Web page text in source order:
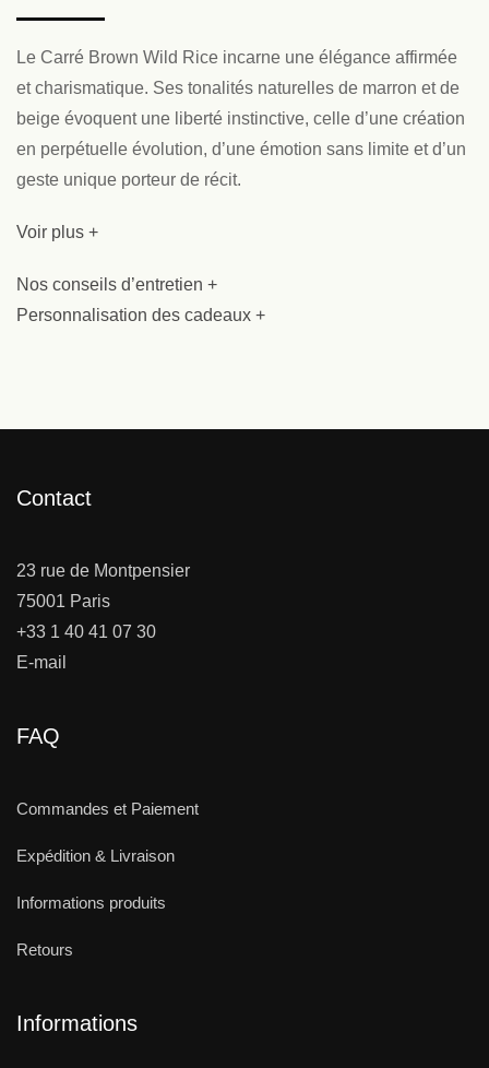
Le Carré Brown Wild Rice incarne une élégance affirmée
et charismatique. Ses tonalités naturelles de marron et de
beige évoquent une liberté instinctive, celle d’une création
en perpétuelle évolution, d’une émotion sans limite et d’un
geste unique porteur de récit.
Voir plus +
Nos conseils d’entretien +
Personnalisation des cadeaux +
Contact
23 rue de Montpensier
75001 Paris
+33 1 40 41 07 30
E-mail
FAQ
Commandes et Paiement
Expédition & Livraison
Informations produits
Retours
Informations